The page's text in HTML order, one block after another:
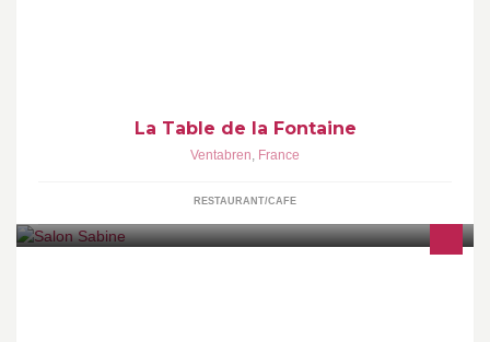
La Table de la Fontaine
Ventabren, France
RESTAURANT/CAFE